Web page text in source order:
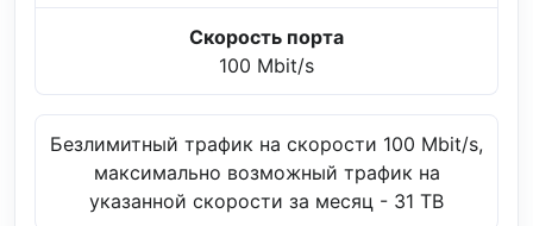
Скорость порта
100 Mbit/s
Безлимитный трафик на скорости 100 Mbit/s,
максимально возможный трафик на
указанной скорости за месяц - 31 TB